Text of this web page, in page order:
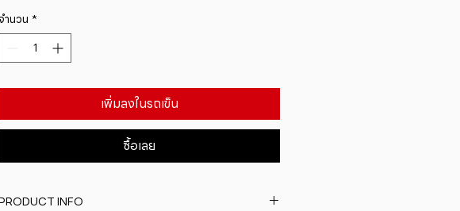
ำนวน *
เพิ่มลงในรถเข็น
ซื้อเลย
INFO